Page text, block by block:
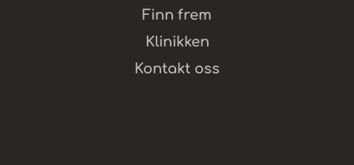
Finn frem
Klinikken
Kontakt oss